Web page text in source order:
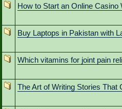
How to Start an Online
Buy Laptops in Pakistan with
Which vitamins for joint pain
The Art of Writing Stories That